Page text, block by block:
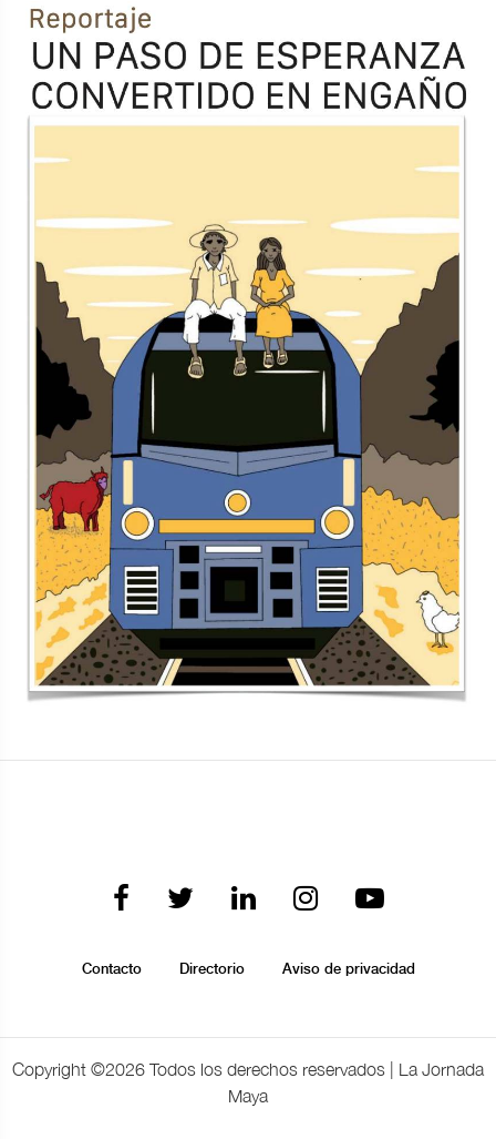
Contacto Directorio Aviso de privacidad
Copyright ©2026 Todos los derechos reservados | La Jornada
Maya